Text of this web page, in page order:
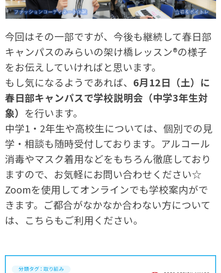
今回はその一部ですが、今後も継続して春日部
キャンパスのみらいの架け橋レッスン®の様子
をお伝えしていければと思います。
もし気になるようであれば、 6月12日（土）に
春日部キャンパスで学校説明会（中学3年生対
象） を行います。
中学1・2年生や高校生については、個別での見
学・相談も随時受付しております。アルコール
消毒やマスク着用などをもちろん徹底しており
ますので、お気軽にお問い合わせください☆
Zoomを使用してオンラインでも学校案内がで
きます。ご都合がなかなか合わない方について
は、こちらもご利用ください。